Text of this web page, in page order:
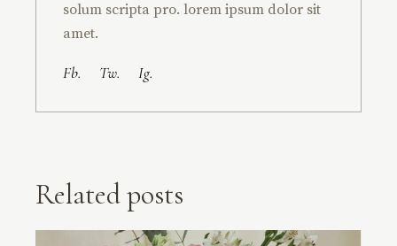
solum scripta pro. lorem ipsum dolor sit
amet.
Fb. Tw. Ig.
Related posts